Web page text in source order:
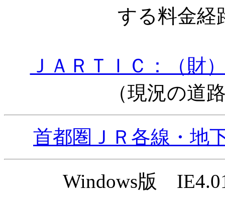
する料金経
ＪＡＲＴＩＣ：（財
（現況の道
首都圏ＪＲ各線・地
Windows版